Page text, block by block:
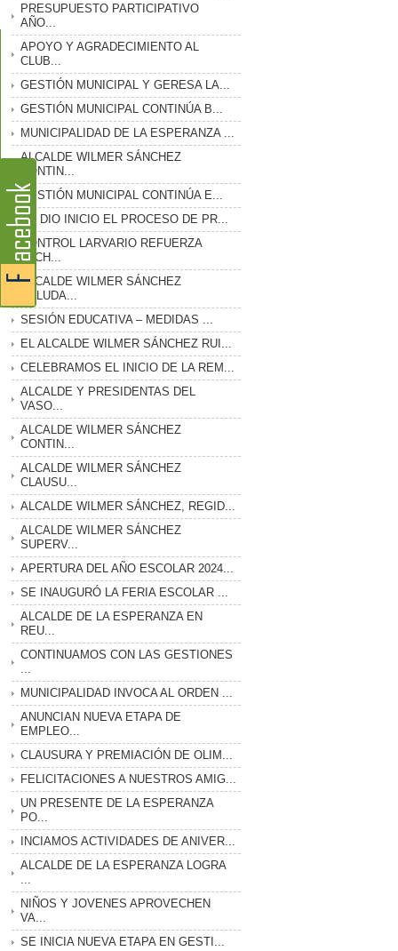
PRESUPUESTO PARTICIPATIVO
AÑO...
APOYO Y AGRADECIMIENTO AL
CLUB...
GESTIÓN MUNICIPAL Y GERESA LA...
GESTIÓN MUNICIPAL CONTINÚA B...
MUNICIPALIDAD DE LA ESPERANZA ...
ALCALDE WILMER SÁNCHEZ
CONTIN...
GESTIÓN MUNICIPAL CONTINÚA E...
SE DIO INICIO EL PROCESO DE PR...
CONTROL LARVARIO REFUERZA
LUCH...
ALCALDE WILMER SÁNCHEZ
SALUDA...
SESIÓN EDUCATIVA – MEDIDAS ...
EL ALCALDE WILMER SÁNCHEZ RUI...
CELEBRAMOS EL INICIO DE LA REM...
ALCALDE Y PRESIDENTAS DEL
VASO...
ALCALDE WILMER SÁNCHEZ
CONTIN...
ALCALDE WILMER SÁNCHEZ
CLAUSU...
ALCALDE WILMER SÁNCHEZ, REGID...
ALCALDE WILMER SÁNCHEZ
SUPERV...
APERTURA DEL AÑO ESCOLAR 2024...
SE INAUGURÓ LA FERIA ESCOLAR ...
ALCALDE DE LA ESPERANZA EN
REU...
CONTINUAMOS CON LAS GESTIONES
MUNICIPALIDAD INVOCA AL ORDEN ...
ANUNCIAN NUEVA ETAPA DE
EMPLEO...
CLAUSURA Y PREMIACIÓN DE OLIM...
FELICITACIONES A NUESTROS AMIG...
UN PRESENTE DE LA ESPERANZA
PO...
INCIAMOS ACTIVIDADES DE ANIVER...
ALCALDE DE LA ESPERANZA LOGRA
NIÑOS Y JOVENES APROVECHEN
VA...
SE INICIA NUEVA ETAPA EN GESTI...